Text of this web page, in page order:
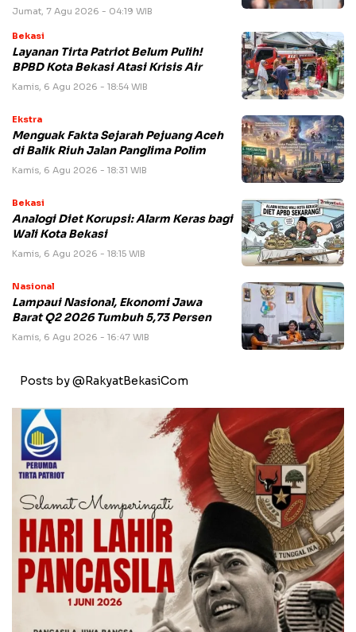
Jumat, 7 Agu 2026 - 04:19 WIB
Bekasi
Layanan Tirta Patriot Belum Pulih!
BPBD Kota Bekasi Atasi Krisis Air
Kamis, 6 Agu 2026 - 18:54 WIB
Ekstra
Menguak Fakta Sejarah Pejuang Aceh
di Balik Riuh Jalan Panglima Polim
Kamis, 6 Agu 2026 - 18:31 WIB
Bekasi
Analogi Diet Korupsi: Alarm Keras bagi
Wali Kota Bekasi
Kamis, 6 Agu 2026 - 18:15 WIB
Nasional
Lampaui Nasional, Ekonomi Jawa
Barat Q2 2026 Tumbuh 5,73 Persen
Kamis, 6 Agu 2026 - 16:47 WIB
Posts by @RakyatBekasiCom